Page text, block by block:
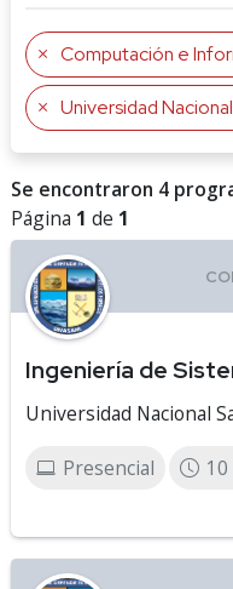
Computación e
Universidad Nacional
Se encontraron 4
Página 1 de 1
Ingeniería de
Universidad Nacional
Presencial